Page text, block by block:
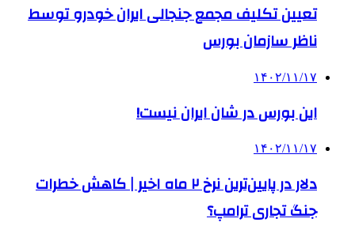
تعیین تکلیف مجمع جنجالی ایران خودرو توسط
ناظر سازمان بورس
۱۴۰۲/۱۱/۱۷
این بورس در شان ایران نیست!
۱۴۰۲/۱۱/۱۷
دلار در پایین‌ترین نرخ ۲ ماه اخیر | کاهش خطرات
جنگ تجاری ترامپ؟